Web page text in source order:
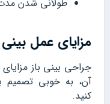
طولانی شدن
مزایای عمل بینی
جراحی بینی باز
آن، به خوبی تصمیم
کنید.